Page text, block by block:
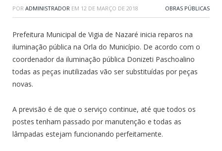
POR ADMINISTRADOR EM 12 DE MARÇO DE 2018 OBRAS PÚBLICAS
Prefeitura Municipal de Vigia de Nazaré inicia reparos na
iluminação pública na Orla do Município. De acordo com o
coordenador da iluminação pública Donizeti Paschoalino
todas as peças inutilizadas vão ser substituídas por peças
novas.
A previsão é de que o serviço continue, até que todos os
postes tenham passado por manutenção e todas as
lâmpadas estejam funcionando perfeitamente.